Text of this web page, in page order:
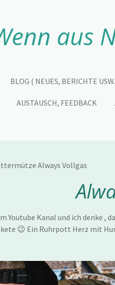
aus
BLOG ( NEUES, BERICHTE
AUSTAUSCH, FEEDBACK
Always Vollgas
Youtube Kanal und ich denke
😉 Ein Ruhrpott Herz mit